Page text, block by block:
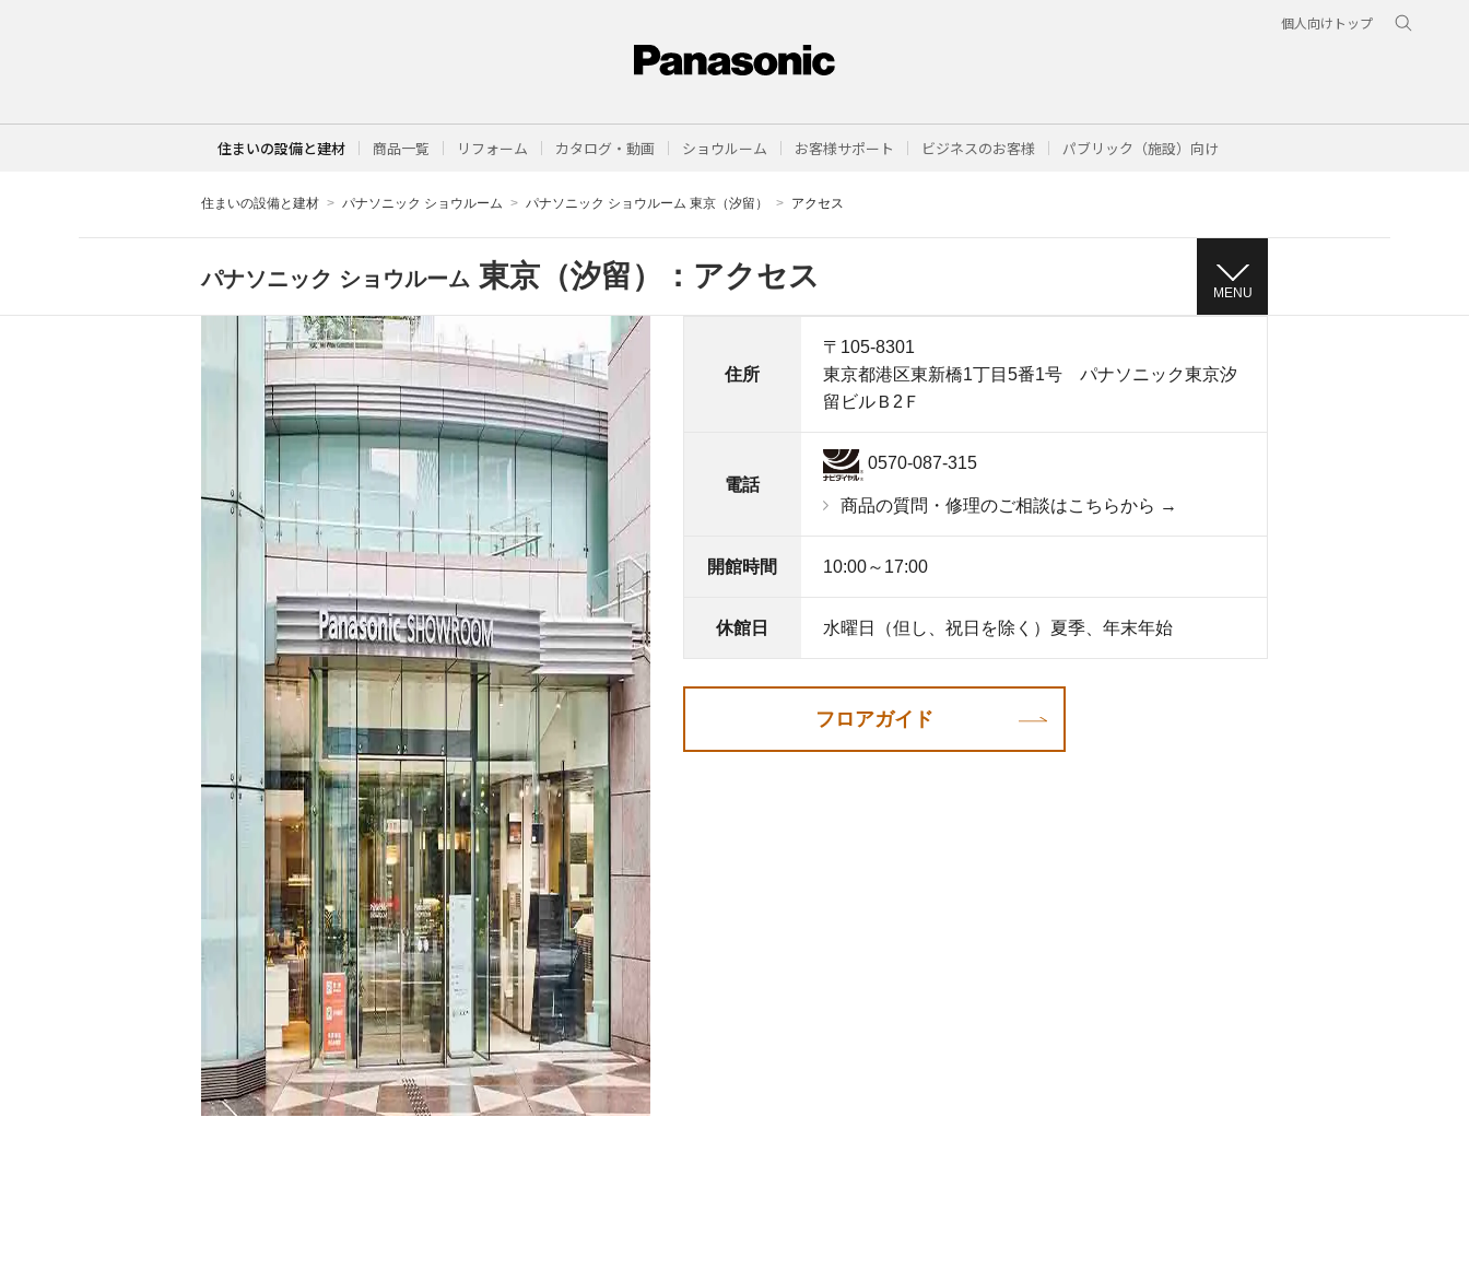
個人向けトップ
住まいの設備と建材 商品一覧 リフォーム カタログ・動画 ショウルーム お客様サポート ビジネスのお客様 パブリック（施設）向け
住まいの設備と建材 パナソニック ショウルーム パナソニック ショウルーム 東京（汐留） アクセス
パナソニック ショウルーム 東京（汐留）：アクセス MENU
住所
〒105-8301
東京都港区東新橋1丁目5番1号 パナソニック東京汐
留ビルＢ2Ｆ
電話
0570-087-315
商品の質問・修理のご相談はこちらから →
開館時間 10:00～17:00
休館日 水曜日（但し、祝日を除く）夏季、年末年始
フロアガイド